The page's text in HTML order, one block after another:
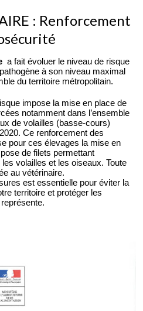
: Renforcement
a fait évoluer le niveau de risque
à son niveau maximal
du territoire métropolitain.
impose la mise en place de
notamment dans l’ensemble
de volailles (basse-cours)
Ce renforcement des
pour ces élevages la mise en
de filets permettant
volailles et les oiseaux. Toute
au vétérinaire.
est essentielle pour éviter la
territoire et protéger les